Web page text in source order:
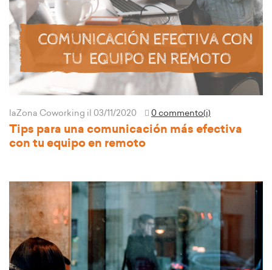
laZona Coworking il 03/11/2020 0 commento(i)
Tips para una comunicación más efectiva
con tu equipo en remoto